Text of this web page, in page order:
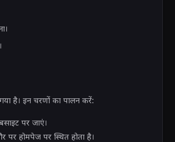
है। इन चरणों का पालन करें:
पर जाएं।
होमपेज पर स्थित होता है।